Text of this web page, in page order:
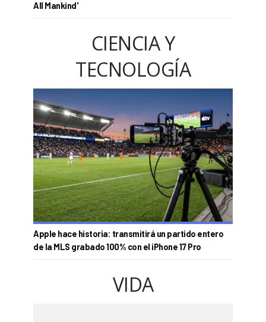
All Mankind'
CIENCIA Y
TECNOLOGÍA
Apple hace historia: transmitirá un partido entero
de la MLS grabado 100% con el iPhone 17 Pro
VIDA